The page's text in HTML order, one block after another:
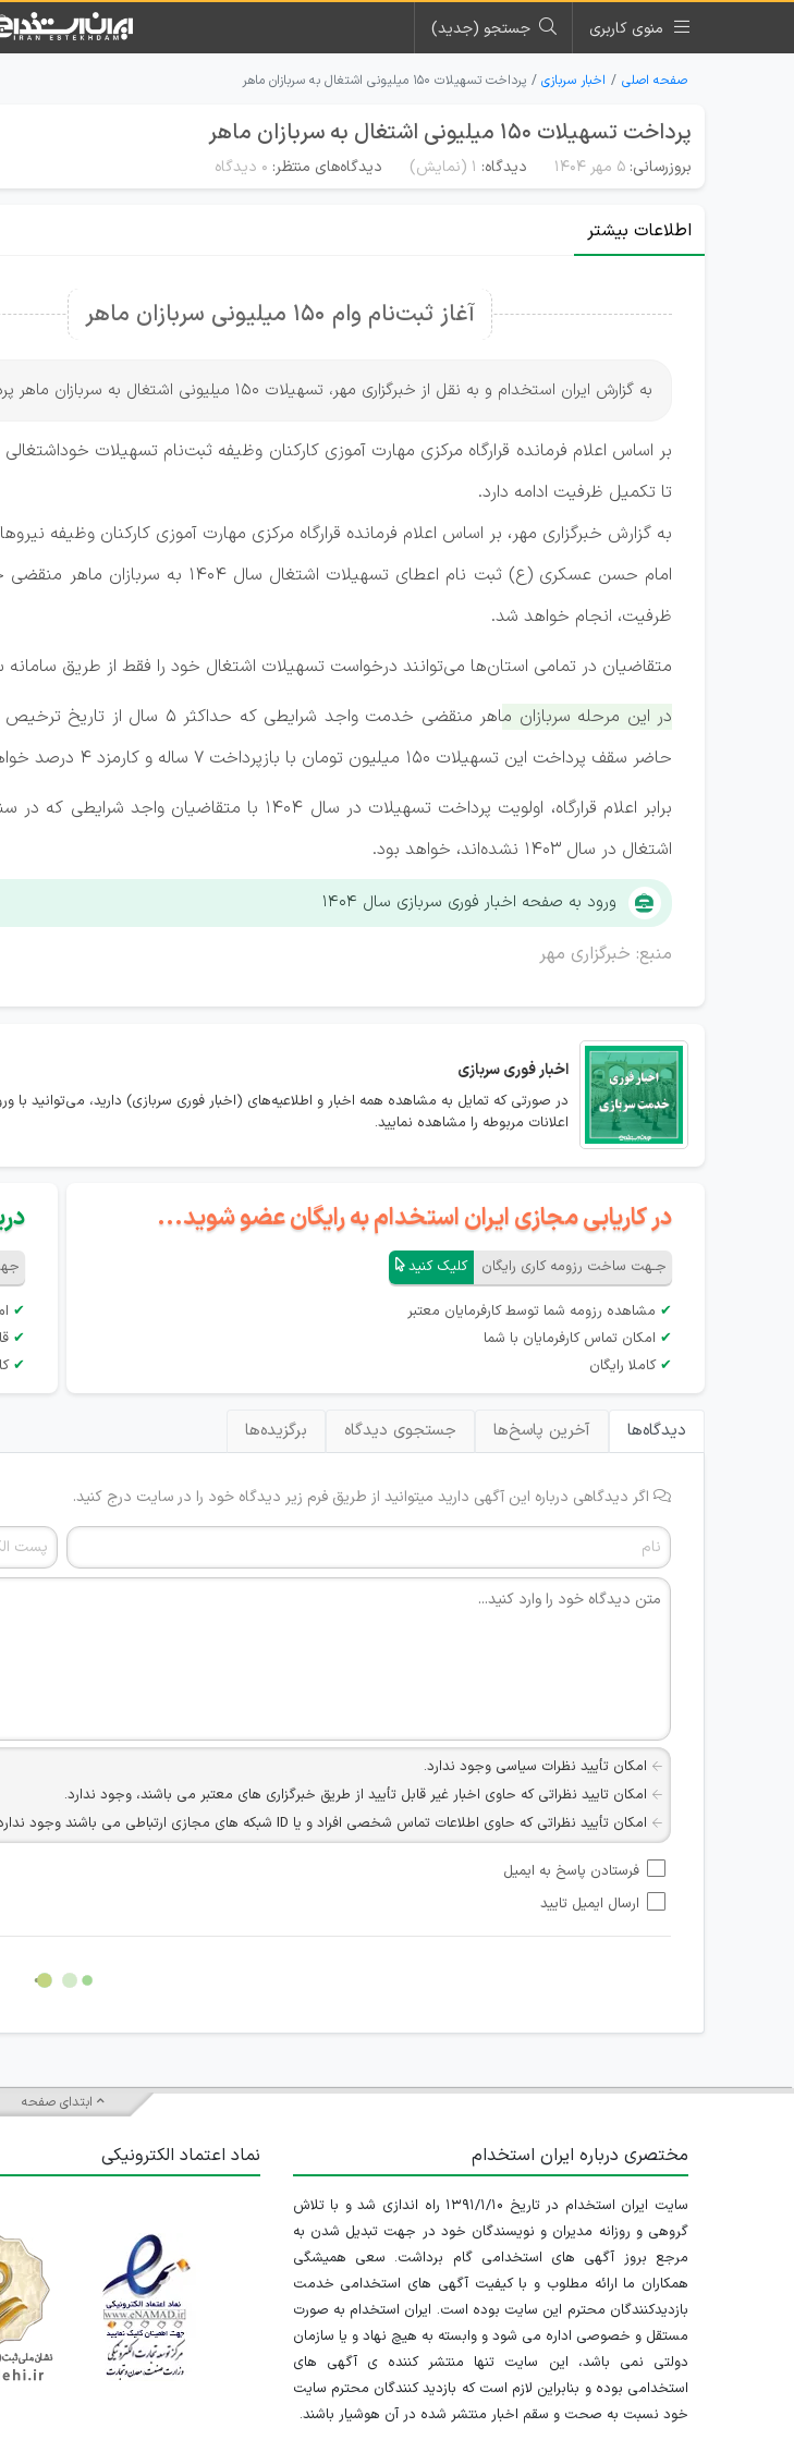
منوی کاربری جستجو (جدید)
صفحه اصلی اخبار سربازی پرداخت تسهیلات ۱۵۰ میلیونی اشتغال به سربازان ماهر
پرداخت تسهیلات ۱۵۰ میلیونی اشتغال به سربازان ماهر
بروزرسانی: ۵ مهر ۱۴۰۴ دیدگاه: 1 (نمایش) دیدگاه‌های منتظر: ۰ دیدگاه
اطلاعات بیشتر
آغاز ثبت‌نام وام ۱۵۰ میلیونی سربازان ماهر
به گزارش ایران استخدام و به نقل از خبرگزاری مهر، تسهیلات ۱۵۰ میلیونی اشتغال به سربازان ماهر پرداخت خواهد شد.
تا تکمیل ظرفیت ادامه دارد.
به گزارش خبرگزاری مهر، بر اساس اعلام فرمانده قرارگاه مرکزی مهارت آموزی کارکنان وظیفه
امام حسن عسکری (ع) ثبت نام اعطای
ظرفیت، انجام خواهد شد.
متقاضیان در تمامی استان‌ها می‌توانند درخواست تسهیلات اشتغال خود را فقط از طریق
در این مرحله سربازان ماهر
حاضر سقف پرداخت این تسهیلات ۱۵۰ میلیون تومان با بازپرداخت ۷ ساله و کارمزد ۴ درصد خواهد بود.
برابر اعلام قرارگاه، اولویت پرداخت تسهیلات در
اشتغال در سال ۱۴۰۳ نشده‌اند، خواهد بود.
ورود به صفحه اخبار فوری سربازی سال ۱۴۰۴
منبع: خبرگزاری مهر
اخبار فوری سربازی
در صورتی که تمایل به مشاهده همه اخبار و اطلاعیه‌های (اخبار فوری سربازی) دارید، می‌توانید
اعلانات مربوطه را مشاهده نمایید.
در کاریابی مجازی ایران استخدام به رایگان عضو شوید...
جـهت ساخت رزومه کاری رایگان کلیک کنید
✔ مشاهده رزومه شما توسط کارفرمایان معتبر
✔ امکان تماس کارفرمایان با شما
✔ کاملا رایگان
✔
✔
✔
دیدگاه‌ها آخرین پاسخ‌ها جستجوی دیدگاه برگزیده‌ها
اگر دیدگاهی درباره این آگهی دارید میتوانید از طریق فرم زیر دیدگاه خود را در سایت درج کنید.
امکان تأیید نظرات سیاسی وجود ندارد.
امکان تایید نظراتی که حاوی اخبار غیر قابل تأیید از طریق خبرگزاری های معتبر می باشند، وجود ندارد.
امکان تأیید نظراتی که حاوی اطلاعات تماس شخصی افراد و یا ID شبکه های مجازی ارتباطی می باشند وجود ندارد.
هرگونه تحریک، تحقیر و کنایه به سایر افراد (مسئول و غیر مسئول) غیر مجاز می باشد.
امکان هماهنگی برای هرگونه ملاقات حضوری چه به صورت دسته جمعی و چه فردی توسط کاربران سایت وجود
فرستادن پاسخ به ایمیل
ارسال ایمیل تایید
ابتدای صفحه
مختصری درباره ایران استخدام
سایت ایران استخدام در تاریخ ۱۳۹۱/۱/۱۰ راه اندازی شد و با تلاش
گروهی و روزانه مدیران و نویسندگان خود در جهت تبدیل شدن به
مرجع بروز آگهی های استخدامی گام برداشت. سعی همیشگی
همکاران ما ارائه مطلوب و با کیفیت آگهی های استخدامی خدمت
بازدیدکنندگان محترم این سایت بوده است. ایران استخدام به صورت
مستقل و خصوصی اداره می شود و وابسته به هیچ نهاد و یا سازمان
دولتی نمی باشد، این سایت تنها منتشر کننده ی آگهی های
استخدامی بوده و بنابراین لازم است که بازدید کنندگان محترم سایت
خود نسبت به صحت و سقم اخبار منتشر شده در آن هوشیار باشند.
نماد اعتماد الکترونیکی